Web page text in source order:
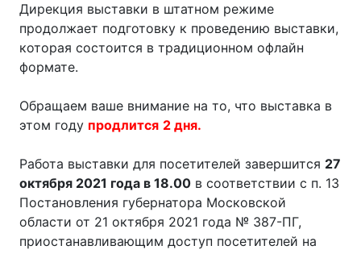
Дирекция выставки в штатном режиме
продолжает подготовку к проведению выставки,
которая состоится в традиционном офлайн
формате.
Обращаем ваше внимание на то, что выставка в
этом году продлится 2 дня.
Работа выставки для посетителей завершится 27
октября 2021 года в 18.00 в соответствии с п. 13
Постановления губернатора Московской
области от 21 октября 2021 года № 387-ПГ,
приостанавливающим доступ посетителей на